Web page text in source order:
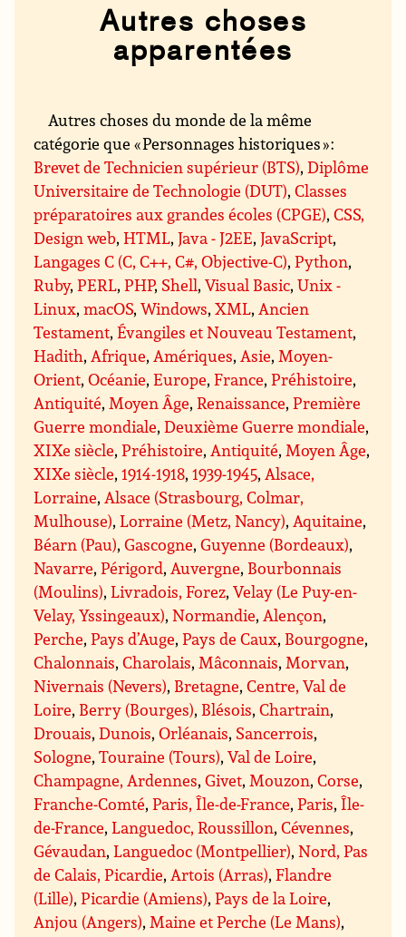
Autres choses
apparentées
Autres choses du monde de la même
catégorie que « Personnages historiques » :
Brevet de Technicien supérieur (BTS),Diplôme
Universitaire de Technologie (DUT),Classes
préparatoires aux grandes écoles (CPGE),CSS,
Design web,HTML,Java - J2EE,JavaScript,
Langages C (C, C++, C#, Objective-C),Python,
Ruby,PERL,PHP, Shell,Visual Basic,Unix -
Linux,macOS,Windows,XML, Ancien
Testament,Évangiles et Nouveau Testament,
Hadith, Afrique, Amériques, Asie, Moyen-
Orient,Océanie,Europe,France,Préhistoire,
Antiquité, Moyen Âge,Renaissance,Première
Guerre mondiale,Deuxième Guerre mondiale,
XIXe siècle,Préhistoire, Antiquité, Moyen Âge,
XIXe siècle,1914-1918,1939-1945, Alsace,
Lorraine, Alsace (Strasbourg, Colmar,
Mulhouse),Lorraine (Metz, Nancy), Aquitaine,
Béarn (Pau),Gascogne,Guyenne (Bordeaux),
Navarre,Périgord, Auvergne, Bourbonnais
(Moulins),Livradois, Forez,Velay (Le Puy-en-
Velay, Yssingeaux),Normandie, Alençon,
Perche,Pays d’Auge,Pays de Caux, Bourgogne,
Chalonnais,Charolais, Mâconnais, Morvan,
Nivernais (Nevers), Bretagne,Centre, Val de
Loire, Berry (Bourges), Blésois,Chartrain,
Drouais,Dunois,Orléanais, Sancerrois,
Sologne,Touraine (Tours),Val de Loire,
Champagne, Ardennes,Givet, Mouzon,Corse,
Franche-Comté,Paris, Île-de-France,Paris,Île-
de-France,Languedoc, Roussillon,Cévennes,
Gévaudan,Languedoc (Montpellier),Nord, Pas
de Calais, Picardie, Artois (Arras),Flandre
(Lille),Picardie (Amiens),Pays de la Loire,
Anjou (Angers), Maine et Perche (Le Mans),